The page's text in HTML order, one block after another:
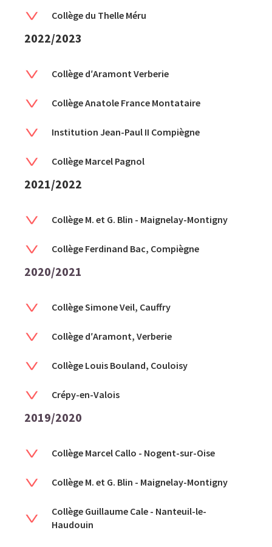
Collège du Thelle Méru
2022/2023
Collège d′Aramont Verberie
Collège Anatole France Montataire
Institution Jean-Paul II Compiègne
Collège Marcel Pagnol
2021/2022
Collège M. et G. Blin - Maignelay-Montigny
Collège Ferdinand Bac, Compiègne
2020/2021
Collège Simone Veil, Cauffry
Collège d′Aramont, Verberie
Collège Louis Bouland, Couloisy
Crépy-en-Valois
2019/2020
Collège Marcel Callo - Nogent-sur-Oise
Collège M. et G. Blin - Maignelay-Montigny
Collège Guillaume Cale - Nanteuil-le-
Haudouin